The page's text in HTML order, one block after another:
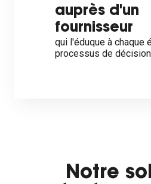
auprès d'un
fournisseur
qui l'éduque à chaque
processus de
Notre